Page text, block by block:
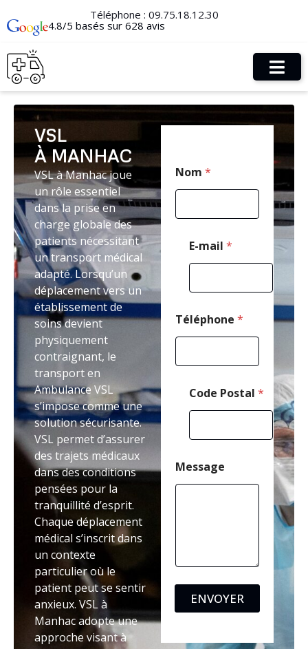
Téléphone : 09.75.18.12.30
4.8/5 basés sur 628 avis
VSL
À MANHAC
VSL à Manhac joue
un rôle essentiel
dans la prise en
charge globale des
patients nécessitant
un transport médical
adapté. Lorsqu’un
déplacement vers un
établissement de
soins devient
physiquement
contraignant, le
transport en
Ambulance VSL
s’impose comme une
solution sécurisante.
VSL permet d’assurer
des trajets médicaux
dans des conditions
pensées pour la
tranquillité d’esprit.
Chaque déplacement
médical s’inscrit dans
un contexte
particulier où le
patient peut se sentir
anxieux. VSL à
Manhac adopte une
approche visant à
T
é
é
Nom *
E-mail *
Téléphone *
Code Postal *
Message
ENVOYER